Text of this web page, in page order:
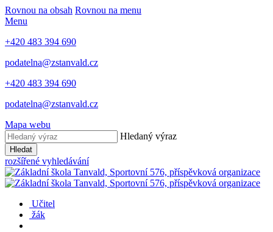
Rovnou na obsah Rovnou na menu
Menu
+420 483 394 690
podatelna@zstanvald.cz
+420 483 394 690
podatelna@zstanvald.cz
Mapa webu
Hledaný výraz
Hledat
rozšířené vyhledávání
Učitel
žák